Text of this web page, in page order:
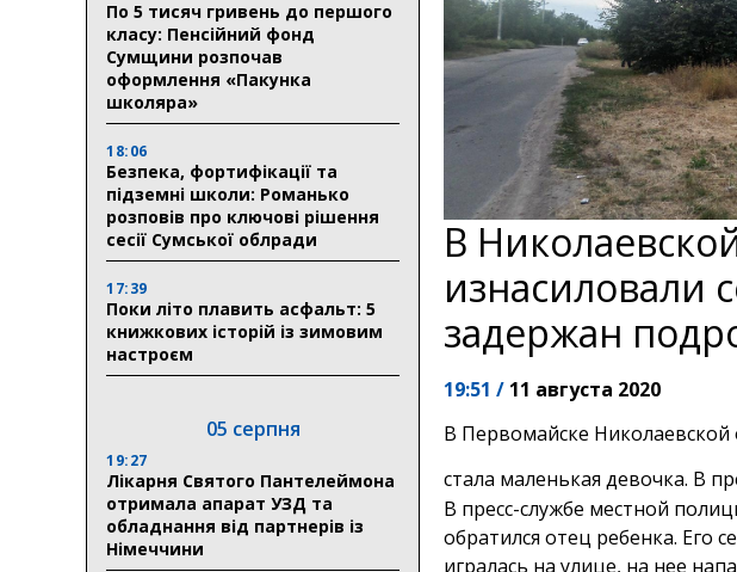
По 5 тисяч гривень до першого
класу: Пенсійний фонд
Сумщини розпочав
оформлення «Пакунка
школяра»
18:06
Безпека, фортифікації та
підземні школи: Романько
розповів про ключові рішення
сесії Сумської облради
17:39
Поки літо плавить асфальт: 5
книжкових історій із зимовим
настроєм
05 серпня
19:27
Лікарня Святого Пантелеймона
отримала апарат УЗД та
обладнання від партнерів із
Німеччини
В
изнасиловали
задержан
19:51 / 11 августа 2020
В Первомайске Николаевской
стала маленькая девочка. В
В пресс-службе местной
обратился отец ребенка. Его
игралась на улице, на нее